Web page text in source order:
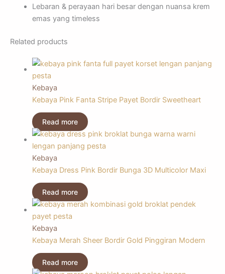
Lebaran & perayaan hari besar dengan nuansa krem
emas yang timeless
Related products
Kebaya
Kebaya Pink Fanta Stripe Payet Bordir Sweetheart
Read more
Kebaya
Kebaya Dress Pink Bordir Bunga 3D Multicolor Maxi
Read more
Kebaya
Kebaya Merah Sheer Bordir Gold Pinggiran Modern
Read more